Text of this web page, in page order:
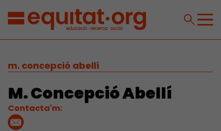
m. concepció abellí
M. Concepció Abellí
Contacta'm: